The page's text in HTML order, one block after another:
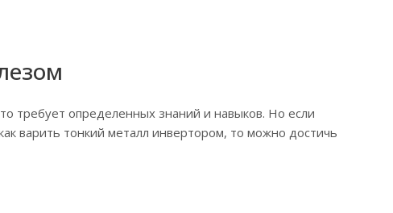
требует определенных знаний и навыков. Но если
варить тонкий металл инвертором, то можно достичь